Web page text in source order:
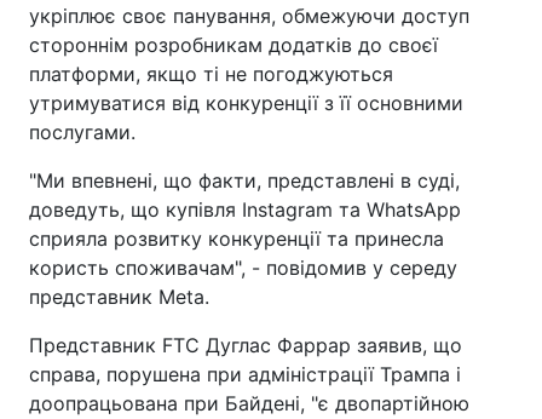
укріплює своє панування, обмежуючи доступ
стороннім розробникам додатків до своєї
платформи, якщо ті не погоджуються
утримуватися від конкуренції з її основними
послугами.
"Ми впевнені, що факти, представлені в суді,
доведуть, що купівля Instagram та WhatsApp
сприяла розвитку конкуренції та принесла
користь споживачам", - повідомив у середу
представник Meta.
Представник FTC Дуглас Фаррар заявив, що
справа, порушена при адміністрації Трампа і
доопрацьована при Байдені, "є двопартійною